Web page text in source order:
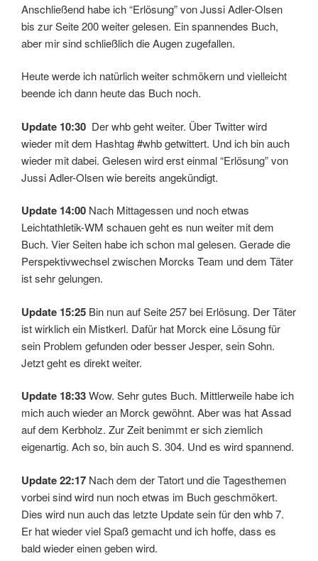
Anschließend habe ich “Erlösung” von Jussi Adler-Olsen
bis zur Seite 200 weiter gelesen. Ein spannendes Buch,
aber mir sind schließlich die Augen zugefallen.
Heute werde ich natürlich weiter schmökern und vielleicht
beende ich dann heute das Buch noch.
Update 10:30 Der whb geht weiter. Über Twitter wird
wieder mit dem Hashtag #whb getwittert. Und ich bin auch
wieder mit dabei. Gelesen wird erst einmal “Erlösung” von
Jussi Adler-Olsen wie bereits angekündigt.
Update 14:00 Nach Mittagessen und noch etwas
Leichtathletik-WM schauen geht es nun weiter mit dem
Buch. Vier Seiten habe ich schon mal gelesen. Gerade die
Perspektivwechsel zwischen Morcks Team und dem Täter
ist sehr gelungen.
Update 15:25 Bin nun auf Seite 257 bei Erlösung. Der Täter
ist wirklich ein Mistkerl. Dafür hat Morck eine Lösung für
sein Problem gefunden oder besser Jesper, sein Sohn.
Jetzt geht es direkt weiter.
Update 18:33Wow. Sehr gutes Buch. Mittlerweile habe ich
mich auch wieder an Morck gewöhnt. Aber was hat Assad
auf dem Kerbholz. Zur Zeit benimmt er sich ziemlich
eigenartig. Ach so, bin auch S. 304. Und es wird spannend.
Update 22:17 Nach dem der Tatort und die Tagesthemen
vorbei sind wird nun noch etwas im Buch geschmökert.
Dies wird nun auch das letzte Update sein für den whb 7.
Er hat wieder viel Spaß gemacht und ich hoffe, dass es
bald wieder einen geben wird.